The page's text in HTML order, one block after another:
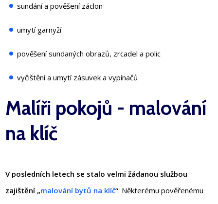
sundání a pověšení záclon
umytí garnyží
pověšení sundaných obrazů, zrcadel a polic
vyčištění a umytí zásuvek a vypínačů
Malíři pokojů - malování
na klíč
V posledních letech se stalo velmi žádanou službou
zajištění „malování bytů na klíč“. Některému pověřenému